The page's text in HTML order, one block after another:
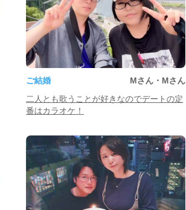
ご結婚
Mさん・Mさん
二人とも歌うことが好きなのでデートの定
番はカラオケ！